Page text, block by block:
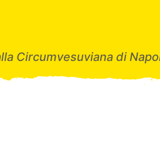
Circumvesuviana di